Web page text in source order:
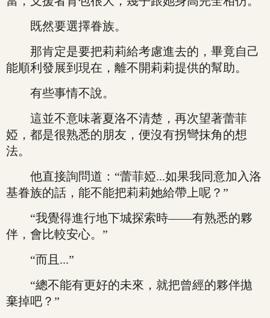
既然要選擇眷族。
那肯定是要把莉莉給考慮進去的，畢竟自己
能順利發展到現在，離不開莉莉提供的幫助。
有些事情不說。
這並不意味著夏洛不清楚，再次望著蕾菲
婭，都是很熟悉的朋友，便沒有拐彎抹角的想
法。
他直接詢問道：“蕾菲婭...如果我同意加入洛
基眷族的話，能不能把莉莉她給帶上呢？”
“我覺得進行地下城探索時——有熟悉的夥
伴，會比較安心。”
“而且...”
“總不能有更好的未來，就把曾經的夥伴拋
棄掉吧？”